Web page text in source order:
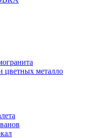
цветных металло